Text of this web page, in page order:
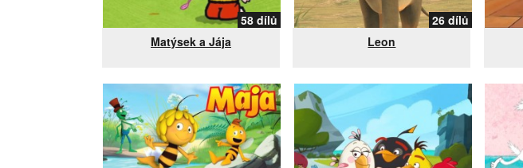
58 dílů
Matýsek a Jája
26 dílů
Leon